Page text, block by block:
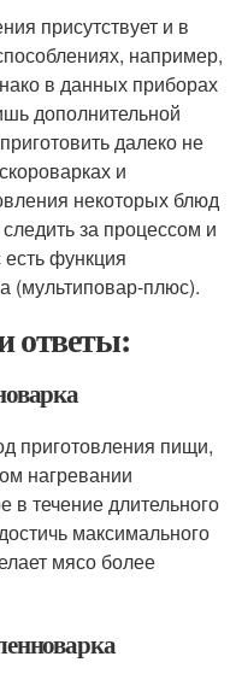
присутствует и в
например,
в данных приборах
дополнительной
далеко не
и
некоторых блюд
за процессом и
функция
(мультиповар-плюс).
ответы:
приготовления пищи,
нагревании
в течение длительного
максимального
мясо более